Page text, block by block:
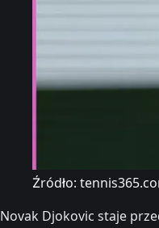
Źródło:
Novak Djokovic staje